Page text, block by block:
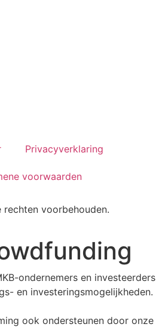
voorbehouden.
Privacyverklaring
voorwaarden
ondernemers en investeerders
en investeringsmogelijkheden.
ook ondersteunen door onze